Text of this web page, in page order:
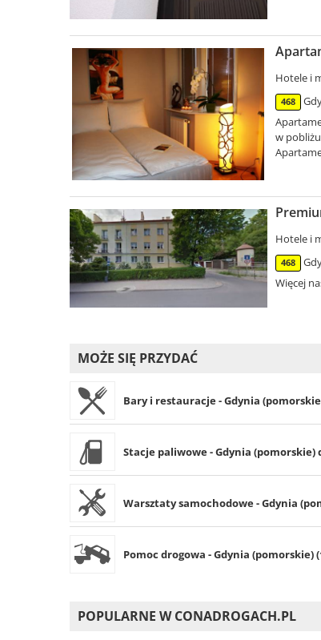
Hotele i
468
w
Hotele i
468
Więcej
MOŻE SIĘ PRZYDAĆ
Bary i restauracje - Gdynia
Stacje paliwowe - Gdynia (pomorskie)
Warsztaty samochodowe - Gdynia
Pomoc drogowa - Gdynia (pomorskie)
POPULARNE W CONADROGACH.PL